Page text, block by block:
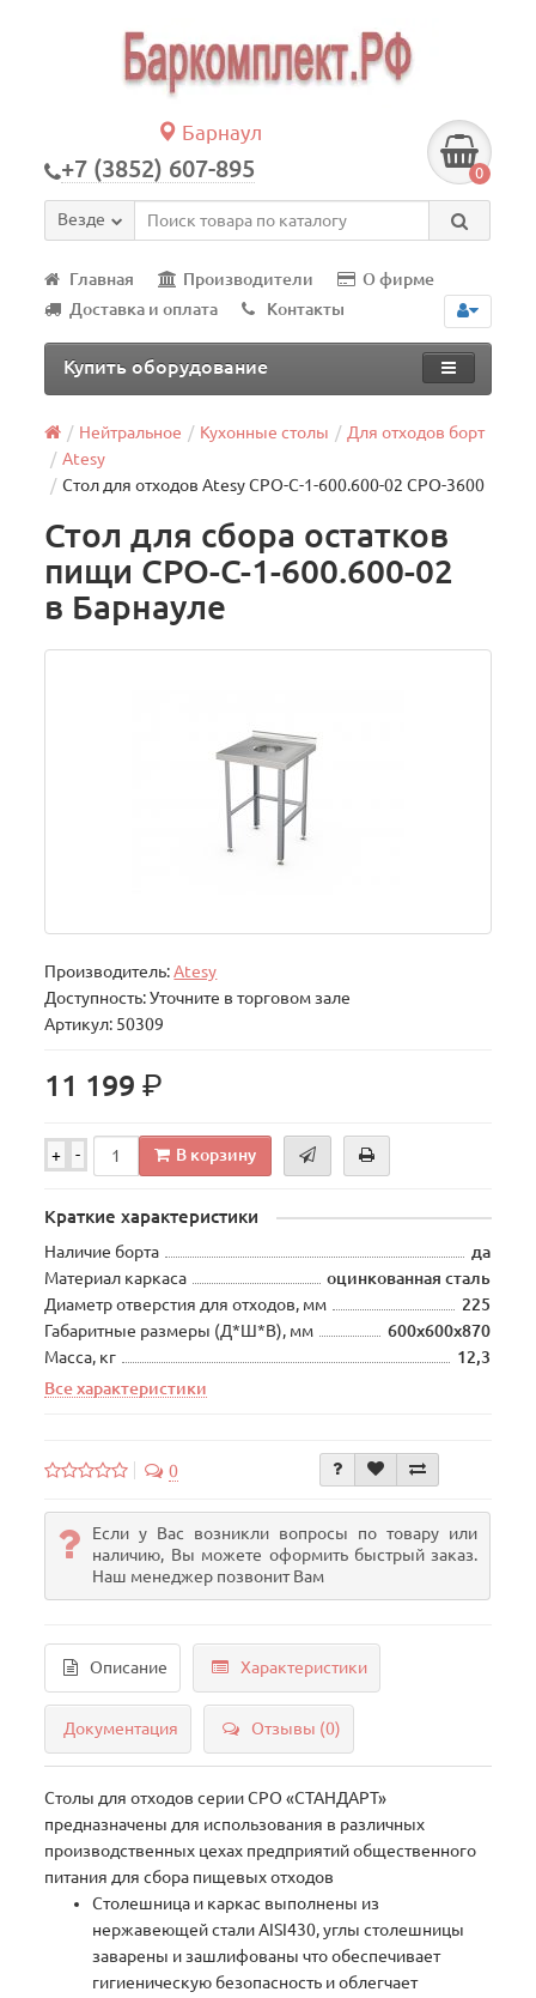
Барнаул
+7 (3852) 607-895 0
Везде
Главная Производители
О фирме
Доставка и оплата
Контакты
Купить оборудование
Нейтральное Кухонные столы
Для отходов борт
Atesy
Стол для отходов Atesy СРО-С-1-600.600-02 СРО-3600
Стол для сбора остатков
пищи СРО-С-1-600.600-02
в Барнауле
Производитель:Atesy
Доступность: Уточните в торговом зале
Артикул: 50309
11 199р.
+ - В корзину
Краткие характеристики
Наличие борта
да
Материал каркаса
оцинкованная сталь
Диаметр отверстия для отходов, мм
225
Габаритные размеры (Д*Ш*В), мм
600х600х870
Масса, кг
12,3
Все характеристики
0
Если у Вас возникли вопросы по товару или
наличию, Вы можете оформить быстрый заказ.
Наш менеджер позвонит Вам
Описание Характеристики
Документация Отзывы (0)
Столы для отходов серии СРО «СТАНДАРТ»
предназначены для использования в различных
производственных цехах предприятий общественного
питания для сбора пищевых отходов
Столешница и каркас выполнены из
нержавеющей стали AISI430, углы столешницы
заварены и зашлифованы что обеспечивает
гигиеническую безопасность и облегчает